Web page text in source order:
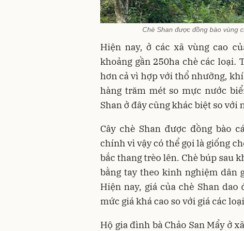
Chè Shan được đồng bào vùng
Hiện nay, ở các xã vùng cao
khoảng gần 250ha chè các loại.
hơn cả vì hợp với thổ nhưỡng,
hàng trăm mét so mực nước
Shan ở đây cũng khác biệt so với
Cây chè Shan được đồng bào
chính vì vậy có thể gọi là giống
bắc thang trèo lên. Chè búp sau
bằng tay theo kinh nghiệm dân
Hiện nay, giá của chè Shan
mức giá khá cao so với giá các
Hộ gia đình bà Chảo San Mẩy ở